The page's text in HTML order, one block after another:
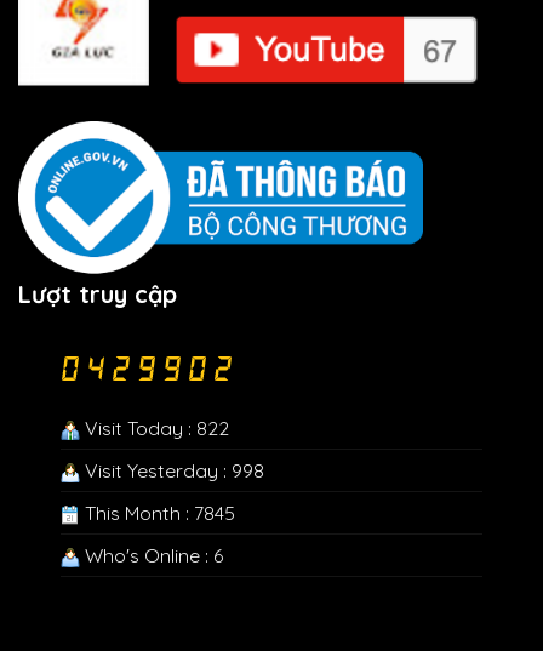
Lượt truy cập
Visit Today : 822
Visit Yesterday : 998
This Month : 7845
Who's Online : 6